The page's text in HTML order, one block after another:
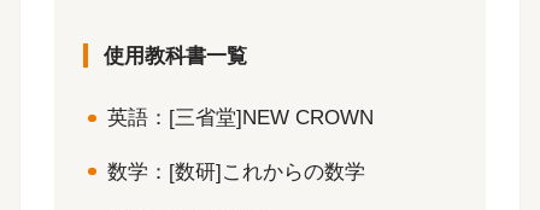
使用教科書一覧
英語：[三省堂]NEW CROWN
数学：[数研]これからの数学